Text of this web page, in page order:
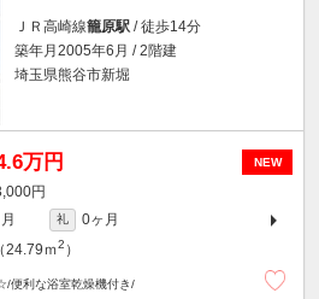
ＪＲ高崎線籠原駅 / 徒歩14分
築年月2005年6月 / 2階建
埼玉県熊谷市新堀
NEW
万円
円
礼
0ヶ月
24.79ｍ2 ）
便利な浴室乾燥機付き/